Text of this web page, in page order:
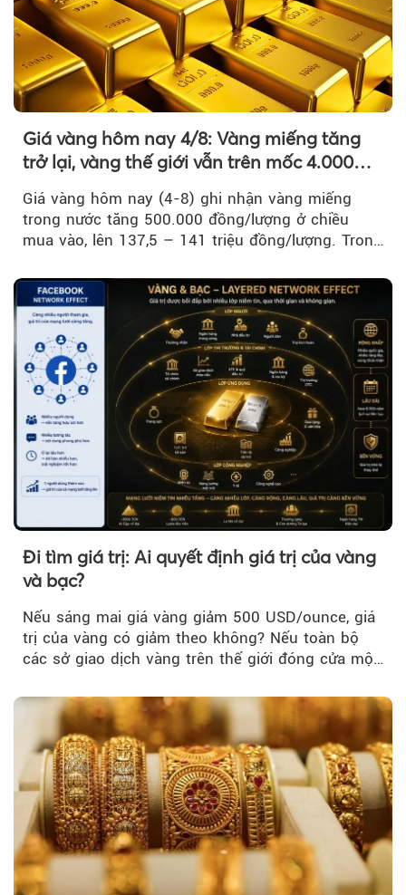
Giá vàng hôm nay 4/8: Vàng miếng tăng
trở lại, vàng thế giới vẫn trên mốc 4.000
Giá vàng hôm nay (4-8) ghi nhận vàng miếng
trong nước tăng 500.000 đồng/lượng ở chiều
mua vào, lên 137,5 – 141 triệu đồng/lượng. Trong
trì trên ngưỡng 4.000 USD/ounce.
Đi tìm giá trị: Ai quyết định giá trị của vàng
và bạc?
Nếu sáng mai giá vàng giảm 500 USD/ounce, giá
trị của vàng có giảm theo không? Nếu toàn bộ
các sở giao dịch vàng trên thế giới đóng cửa một